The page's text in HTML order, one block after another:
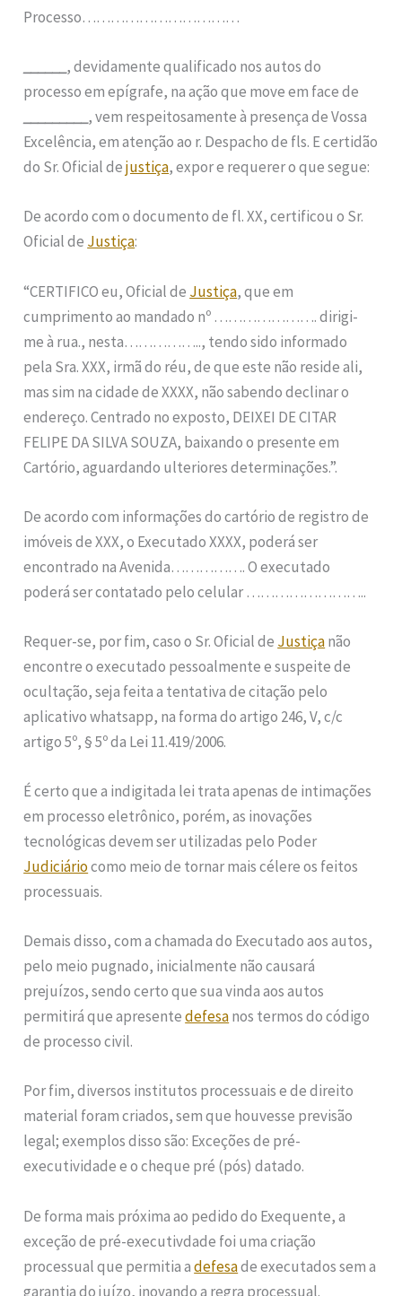
Processo……………………………
, devidamente qualificado nos autos do
processo em epígrafe, na ação que move em face de
, vem respeitosamente à presença de Vossa
Excelência, em atenção ao r. Despacho de fls. E certidão
do Sr. Oficial dejustiça, expor e requerer o que segue:
De acordo com o documento de fl. XX, certificou o Sr.
Oficial de Justiça:
“CERTIFICO eu, Oficial de Justiça, que em
cumprimento ao mandado nº …………………. dirigi-
me à rua., nesta…………….., tendo sido informado
pela Sra. XXX, irmã do réu, de que este não reside ali,
mas sim na cidade de XXXX, não sabendo declinar o
endereço. Centrado no exposto, DEIXEI DE CITAR
FELIPE DA SILVA SOUZA, baixando o presente em
Cartório, aguardando ulteriores determinações.”.
De acordo com informações do cartório de registro de
imóveis de XXX, o Executado XXXX, poderá ser
encontrado na Avenida……………. O executado
poderá ser contatado pelo celular ……………………..
Requer-se, por fim, caso o Sr. Oficial de Justiçanão
encontre o executado pessoalmente e suspeite de
ocultação, seja feita a tentativa de citação pelo
aplicativo whatsapp, na forma do artigo 246, V, c/c
artigo 5º, § 5º da Lei 11.419/2006.
É certo que a indigitada lei trata apenas de intimações
em processo eletrônico, porém, as inovações
tecnológicas devem ser utilizadas pelo Poder
Judiciáriocomo meio de tornar mais célere os feitos
processuais.
Demais disso, com a chamada do Executado aos autos,
pelo meio pugnado, inicialmente não causará
prejuízos, sendo certo que sua vinda aos autos
permitirá que apresentedefesanos termos do código
de processo civil.
Por fim, diversos institutos processuais e de direito
material foram criados, sem que houvesse previsão
legal; exemplos disso são: Exceções de pré-
executividade e o cheque pré (pós) datado.
De forma mais próxima ao pedido do Exequente, a
exceção de pré-executivdade foi uma criação
processual que permitia adefesade executados sem a
garantia do juízo, inovando a regra processual.